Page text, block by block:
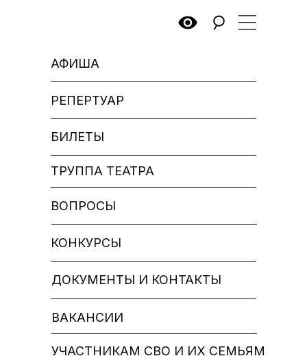
БИЛЕТЫ
РЕПЕРТУАР
АФИША
УЧАСТНИКАМ СВО И ИХ СЕМЬЯМ
ДОКУМЕНТЫ И КОНТАКТЫ
ВАКАНСИИ
КОНКУРСЫ
ВОПРОСЫ
ТРУППА ТЕАТРА